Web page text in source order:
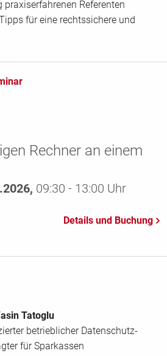
Referenten
für eine rechtssichere und
Rechner an einem
09:30 - 13:00 Uhr
Tatoglu
betrieblicher Datenschutz-
für Sparkassen